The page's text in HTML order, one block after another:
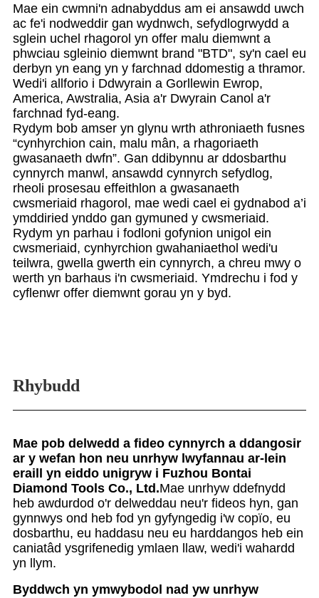
Mae ein cwmni'n adnabyddus am ei ansawdd uwch
ac fe'i nodweddir gan wydnwch, sefydlogrwydd a
sglein uchel rhagorol yn offer malu diemwnt a
phwciau sgleinio diemwnt brand "BTD", sy'n cael eu
derbyn yn eang yn y farchnad ddomestig a thramor.
Wedi'i allforio i Ddwyrain a Gorllewin Ewrop,
America, Awstralia, Asia a'r Dwyrain Canol a'r
farchnad fyd-eang.
Rydym bob amser yn glynu wrth athroniaeth fusnes
“cynhyrchion cain, malu mân, a rhagoriaeth
gwasanaeth dwfn”. Gan ddibynnu ar ddosbarthu
cynnyrch manwl, ansawdd cynnyrch sefydlog,
rheoli prosesau effeithlon a gwasanaeth
cwsmeriaid rhagorol, mae wedi cael ei gydnabod a’i
ymddiried ynddo gan gymuned y cwsmeriaid.
Rydym yn parhau i fodloni gofynion unigol ein
cwsmeriaid, cynhyrchion gwahaniaethol wedi'u
teilwra, gwella gwerth ein cynnyrch, a chreu mwy o
werth yn barhaus i'n cwsmeriaid. Ymdrechu i fod y
cyflenwr offer diemwnt gorau yn y byd.
Rhybudd
Mae pob delwedd a fideo cynnyrch a ddangosir
ar y wefan hon neu unrhyw lwyfannau ar-lein
eraill yn eiddo unigryw i Fuzhou Bontai
Diamond Tools Co., Ltd.Mae unrhyw ddefnydd
heb awdurdod o'r delweddau neu'r fideos hyn, gan
gynnwys ond heb fod yn gyfyngedig i'w copïo, eu
dosbarthu, eu haddasu neu eu harddangos heb ein
caniatâd ysgrifenedig ymlaen llaw, wedi'i wahardd
yn llym.
Byddwch yn ymwybodol nad yw unrhyw